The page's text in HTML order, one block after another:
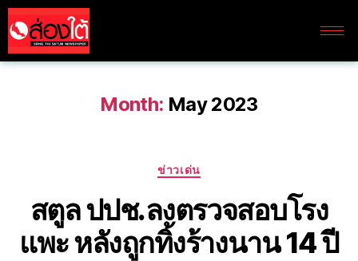
Month: May 2023
ข่าวเด่น
สตูล ปปช.ลงตรวจสอบโรง
แพะ หลังถูกทิ้งร้างนาน 14 ปี